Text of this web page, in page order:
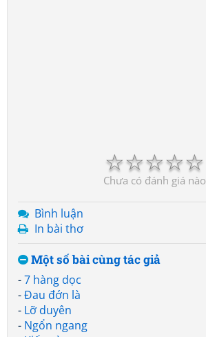
☆
☆
☆
☆
☆
Chưa có đánh giá nào
Bình luận
In bài thơ
Một số bài cùng tác giả
-7 hàng dọc
-Đau đớn là
- Lỡ duyên
- Ngổn ngang